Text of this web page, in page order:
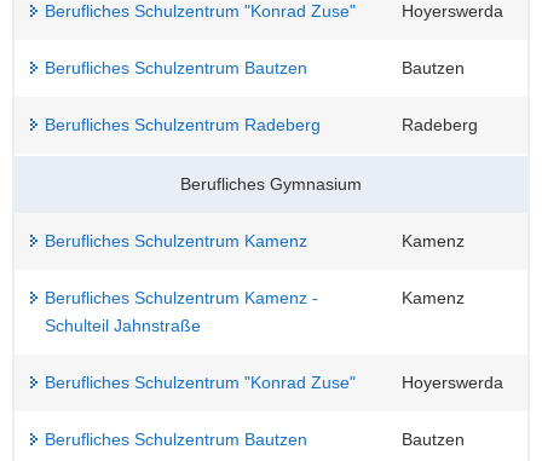
Berufliches Schulzentrum "Konrad Zuse" Hoyerswerda
Berufliches Schulzentrum Bautzen Bautzen
Berufliches Schulzentrum Radeberg Radeberg
Berufliches Gymnasium
Berufliches Schulzentrum Kamenz Kamenz
Berufliches Schulzentrum Kamenz -
Schulteil Jahnstraße
Kamenz
Berufliches Schulzentrum "Konrad Zuse" Hoyerswerda
Berufliches Schulzentrum Bautzen Bautzen